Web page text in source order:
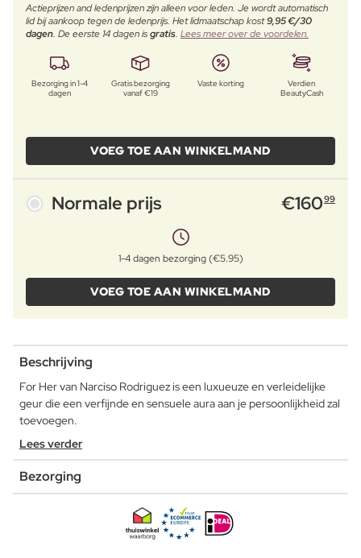
Actieprijzen and ledenprijzen zijn alleen voor leden. Je wordt automatisch
lid bij aankoop tegen de ledenprijs. Het lidmaatschap kost9,95 €/30
dagen. De eerste 14 dagen isgratis. Lees meer over de voordelen.
Bezorging in 1-4
dagen
Gratis bezorging
vanaf €19
Vaste korting
Verdien
BeautyCash
VOEG TOE AAN WINKELMAND
Normale prijs €16099
1-4 dagen bezorging (€5.95)
VOEG TOE AAN WINKELMAND
Beschrijving
For Her van Narciso Rodriguez is een luxueuze en verleidelijke
geur die een verfijnde en sensuele aura aan je persoonlijkheid zal
toevoegen.
Lees verder
Bezorging